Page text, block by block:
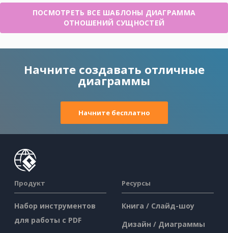
ПОСМОТРЕТЬ ВСЕ ШАБЛОНЫ ДИАГРАММА
ОТНОШЕНИЙ СУЩНОСТЕЙ
Начните создавать отличные
диаграммы
Начните бесплатно
Продукт
Набор инструментов
для работы с PDF
Ресурсы
Книга / Слайд-шоу
Дизайн / Диаграммы